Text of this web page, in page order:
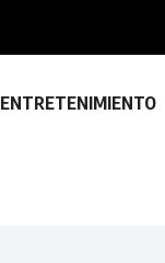
ENTRETENIMIENTO